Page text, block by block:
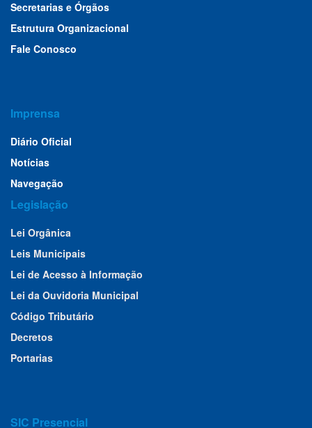
Secretarias e Órgãos
Estrutura Organizacional
Fale Conosco
Imprensa
Diário Oficial
Notícias
Navegação
Legislação
Lei Orgânica
Leis Municipais
Lei de Acesso à Informação
Lei da Ouvidoria Municipal
Código Tributário
Decretos
Portarias
SIC Presencial